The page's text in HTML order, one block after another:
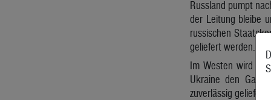
Russland pumpt
der Leitung bleibe
russischen
geliefert werden.
Im Westen wird
Ukraine den
zuverlässig geliefert